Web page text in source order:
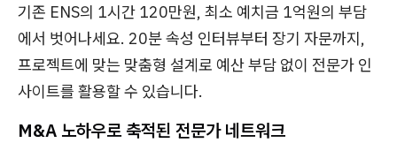
기존 ENS의 1시간 120만원, 최소 예치금 1억원의 부담
에서 벗어나세요. 20분 속성 인터뷰부터 장기 자문까지,
프로젝트에 맞는 맞춤형 설계로 예산 부담 없이 전문가 인
사이트를 활용할 수 있습니다.
M&A 노하우로 축적된 전문가 네트워크